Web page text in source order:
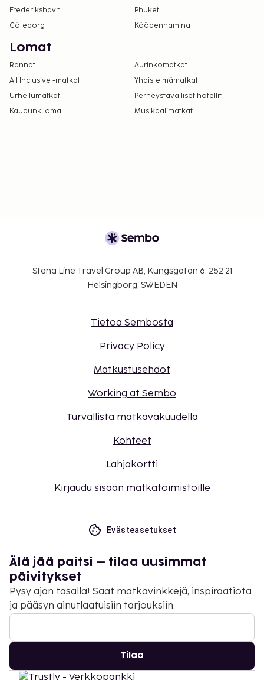
Frederikshavn
Phuket
Göteborg
Kööpenhamina
Lomat
Rannat
Aurinkomatkat
All Inclusive -matkat
Yhdistelmämatkat
Urheilumatkat
Perheystävälliset hotellit
Kaupunkiloma
Musikaalimatkat
Stena Line Travel Group AB, Kungsgatan 6, 252 21
Helsingborg, SWEDEN
Tietoa Sembosta
Privacy Policy
Matkustusehdot
Working at Sembo
Turvallista matkavakuudella
Kohteet
Lahjakortti
Kirjaudu sisään matkatoimistoille
Evästeasetukset
Älä jää paitsi – tilaa uusimmat
päivitykset
Pysy ajan tasalla! Saat matkavinkkejä, inspiraatiota
ja pääsyn ainutlaatuisiin tarjouksiin.
Tilaa